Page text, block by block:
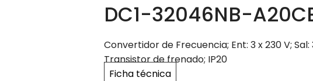
DC1-32046NB-
Convertidor de Frecuencia; Ent: 3 x 230 V; Sal:
Transistor de frenado; IP20
Ficha técnica